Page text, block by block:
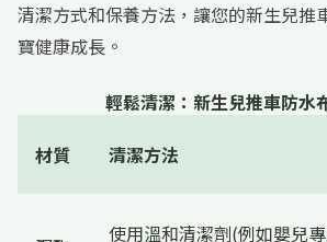
清潔方式和保養方法，讓您的新生兒推
寶健康成長。
輕鬆清潔：新生兒推車防水
材質
清潔方法
使用溫和清潔劑(例如嬰兒